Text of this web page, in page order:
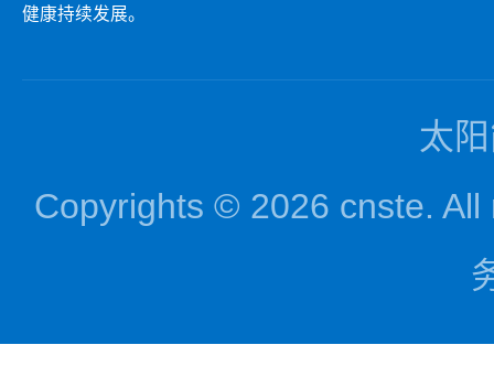
健康持续发展。
太
Copyrights © 2026 cnste. All